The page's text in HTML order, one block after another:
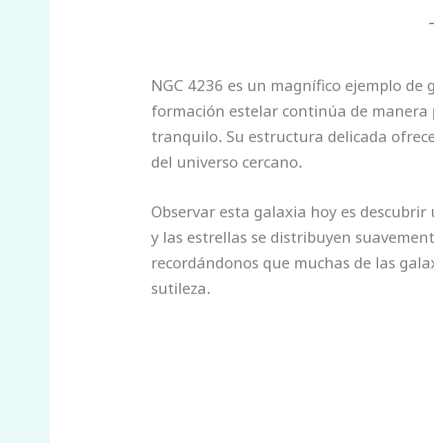
NGC 4236 es un magnífico ejemplo
formación estelar continúa de
tranquilo. Su estructura delicada
del universo cercano.
Observar esta galaxia hoy es
y las estrellas se distribuyen
recordándonos que muchas de las
sutileza.